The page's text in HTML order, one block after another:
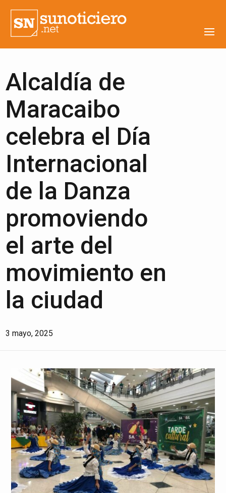
Alcaldía de
Maracaibo
celebra el Día
Internacional
de la Danza
promoviendo
el arte del
movimiento en
la ciudad
3 mayo, 2025